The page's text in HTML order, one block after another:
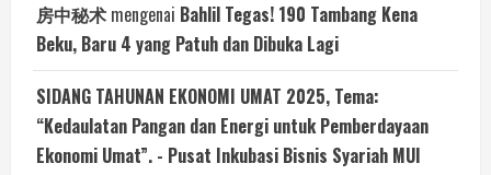
房中秘术 mengenai Bahlil Tegas! 190 Tambang Kena
Beku, Baru 4 yang Patuh dan Dibuka Lagi
SIDANG TAHUNAN EKONOMI UMAT 2025, Tema:
“Kedaulatan Pangan dan Energi untuk Pemberdayaan
Ekonomi Umat”. - Pusat Inkubasi Bisnis Syariah MUI